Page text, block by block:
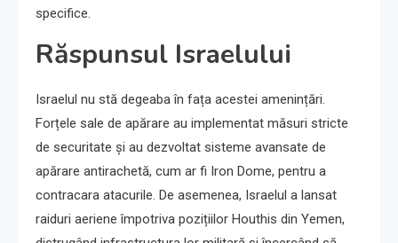
specifice.
Răspunsul Israelului
Israelul nu stă degeaba în fața acestei amenințări.
Forțele sale de apărare au implementat măsuri stricte
de securitate și au dezvoltat sisteme avansate de
apărare antirachetă, cum ar fi Iron Dome, pentru a
contracara atacurile. De asemenea, Israelul a lansat
raiduri aeriene împotriva pozițiilor Houthis din Yemen,